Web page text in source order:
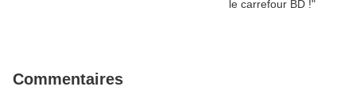
Commentaires